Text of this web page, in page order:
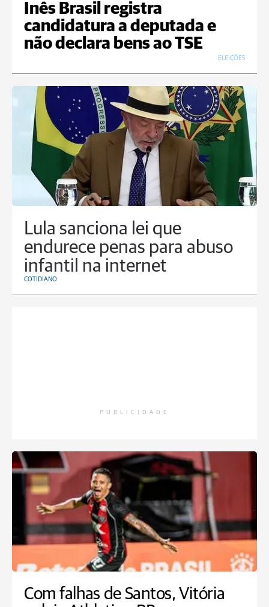
Inês Brasil registra
candidatura a deputada e
não declara bens ao TSE
ELEIÇÕES
Lula sanciona lei que
endurece penas para abuso
infantil na internet
COTIDIANO
PUBLICIDADE
Com falhas de Santos, Vitória